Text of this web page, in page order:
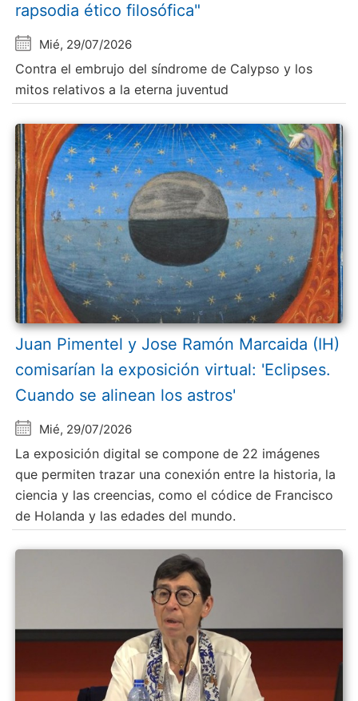
rapsodia ético filosófica"
Mié, 29/07/2026
Contra el embrujo del síndrome de Calypso y los
mitos relativos a la eterna juventud
Juan Pimentel y Jose Ramón Marcaida (IH)
comisarían la exposición virtual: 'Eclipses.
Cuando se alinean los astros'
Mié, 29/07/2026
La exposición digital se compone de 22 imágenes
que permiten trazar una conexión entre la historia, la
ciencia y las creencias, como el códice de Francisco
de Holanda y las edades del mundo.